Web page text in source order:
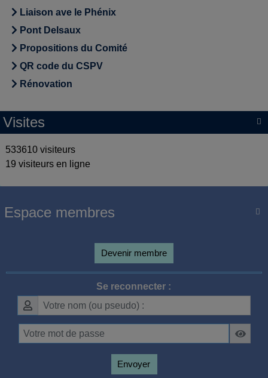
Liaison ave le Phénix
Pont Delsaux
Propositions du Comité
QR code du CSPV
Rénovation

Visites
533610 visiteurs
19 visiteurs en ligne

Espace membres
Devenir membre
Se reconnecter :
Envoyer